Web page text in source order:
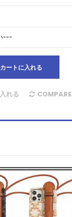
カートに入れる
れる COMPARE